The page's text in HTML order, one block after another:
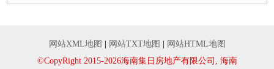
网站XML地图 网站TXT地图
网站HTML地图
©CopyRight 2015-2026海南集日房地产有限公司, 海南